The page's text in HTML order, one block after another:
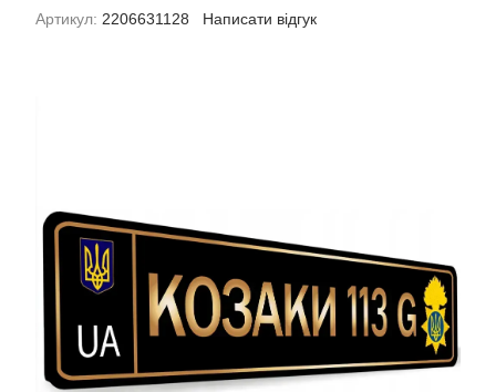
Артикул: 2206631128 Написати відгук